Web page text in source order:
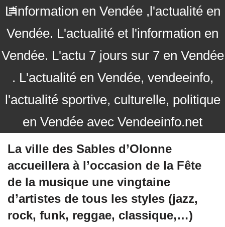
L'information en Vendée ,l'actualité en
Vendée. L'actualité et l'information en
Vendée. L'actu 7 jours sur 7 en Vendée
. L'actualité en Vendée, vendeeinfo,
l'actualité sportive, culturelle, politique
en Vendée avec Vendeeinfo.net
La ville des Sables d’Olonne
accueillera à l’occasion de la Fête
de la musique une vingtaine
d’artistes de tous les styles (jazz,
rock, funk, reggae, classique,…)